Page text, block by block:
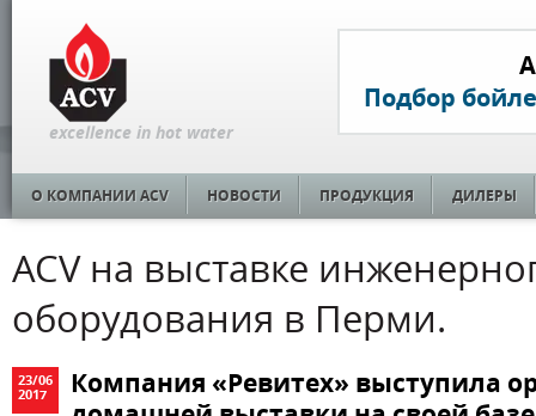
excellence in hot water
Подбор
О КОМПАНИИ ACV НОВОСТИ ПРОДУКЦИЯ ДИЛЕРЫ
ACV на выставке
оборудования в Перми.
23/06
2017
Компания «Ревитех» выступила